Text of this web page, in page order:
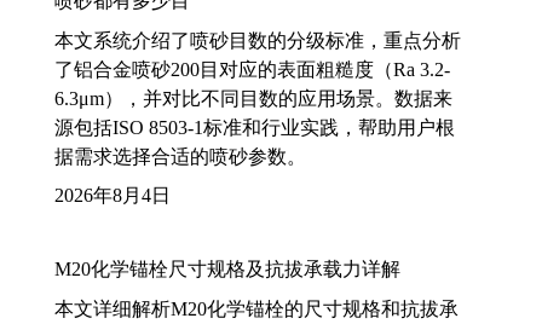
本文系统介绍了喷砂目数的分级标准，重点分析
了铝合金喷砂200目对应的表面粗糙度（Ra 3.2-
6.3μm），并对比不同目数的应用场景。数据来
源包括ISO 8503-1标准和行业实践，帮助用户根
据需求选择合适的喷砂参数。
2026年8月4日
M20化学锚栓尺寸规格及抗拔承载力详解
本文详细解析M20化学锚栓的尺寸规格和抗拔承